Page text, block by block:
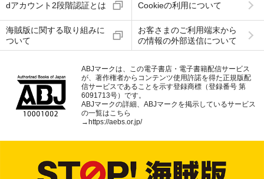
dアカウント2段階認証とは Cookieの利用について
海賊版に関する取り組みに
ついて
お客さまのご利用端末から
の情報の外部送信について
ABJマークは、この電子書店・電子書籍配信サービス
が、著作権者からコンテンツ使用許諾を得た正規版配
信サービスであることを示す登録商標（登録番号 第
6091713号）です。
ABJマークの詳細、ABJマークを掲示しているサービス
の一覧はこちら
→ https://aebs.or.jp/